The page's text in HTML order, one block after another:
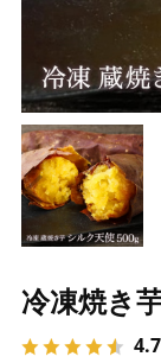
Prev
冷凍焼き
4.7